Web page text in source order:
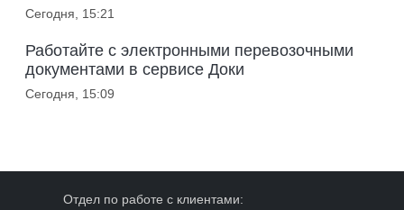
Сегодня, 15:21
Работайте с электронными перевозочными
документами в сервисе Доки
Сегодня, 15:09
Отдел по работе с клиентами: